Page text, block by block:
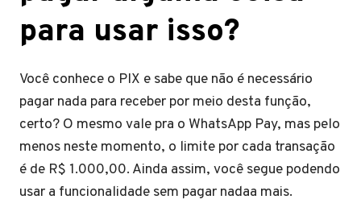
para usar isso?
Você conhece o PIX e sabe que não é necessário
pagar nada para receber por meio desta função,
certo? O mesmo vale pra o WhatsApp Pay, mas pelo
menos neste momento, o limite por cada transação
é de R$ 1.000,00. Ainda assim, você segue podendo
usar a funcionalidade sem pagar nadaa mais.